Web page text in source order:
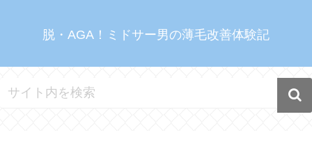
脱・AGA！ミドサー男の薄毛改善体験記